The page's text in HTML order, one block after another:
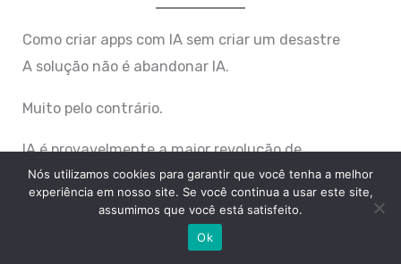
Como criar apps com IA sem criar um desastre
A solução não é abandonar IA.
Muito pelo contrário.
IA é provavelmente a maior revolução de
produtividade da história do desenvolvimento.
O segredo é usar IA como copiloto. Não como
Nós utilizamos cookies para garantir que você tenha a melhor
experiência em nosso site. Se você continua a usar este site,
assumimos que você está satisfeito.
Ok